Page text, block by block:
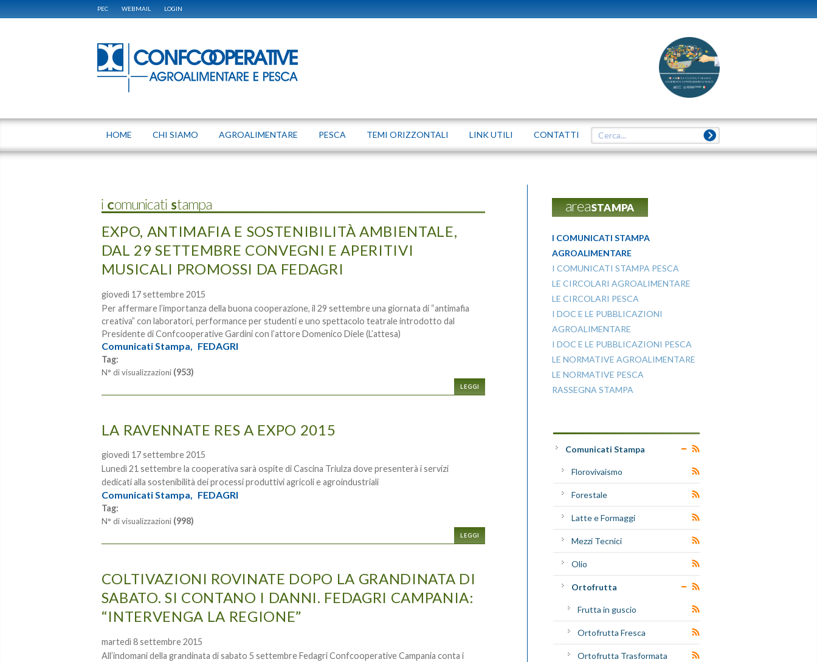
PEC WEBMAIL LOGIN
HOME CHI SIAMO AGROALIMENTARE PESCA TEMI ORIZZONTALI LINK UTILI CONTATTI
i Comunicati Stampa
EXPO, ANTIMAFIA E SOSTENIBILITÀ AMBIENTALE,
DAL 29 SETTEMBRE CONVEGNI E APERITIVI
MUSICALI PROMOSSI DA FEDAGRI
giovedì 17 settembre 2015
Per affermare l’importanza della buona cooperazione, il 29 settembre una giornata di “antimafia
creativa” con laboratori, performance per studenti e uno spettacolo teatrale introdotto dal
Presidente di Confcooperative Gardini con l’attore Domenico Diele (L’attesa)
Comunicati Stampa, FEDAGRI
Tag:
N° di visualizzazioni (953)
LEGGI
LA RAVENNATE RES A EXPO 2015
giovedì 17 settembre 2015
Lunedì 21 settembre la cooperativa sarà ospite di Cascina Triulza dove presenterà i servizi
dedicati alla sostenibilità dei processi produttivi agricoli e agroindustriali
Comunicati Stampa, FEDAGRI
Tag:
N° di visualizzazioni (998)
LEGGI
COLTIVAZIONI ROVINATE DOPO LA GRANDINATA DI
SABATO. SI CONTANO I DANNI. FEDAGRI CAMPANIA:
“INTERVENGA LA REGIONE”
martedì 8 settembre 2015
All’indomani della grandinata di sabato 5 settembre Fedagri Confcooperative Campania conta i
areaSTAMPA
I COMUNICATI STAMPA
AGROALIMENTARE
I COMUNICATI STAMPA PESCA
LE CIRCOLARI AGROALIMENTARE
LE CIRCOLARI PESCA
I DOC E LE PUBBLICAZIONI
AGROALIMENTARE
I DOC E LE PUBBLICAZIONI PESCA
LE NORMATIVE AGROALIMENTARE
LE NORMATIVE PESCA
RASSEGNA STAMPA
Comunicati Stampa
Florovivaismo
Forestale
Latte e Formaggi
Mezzi Tecnici
Olio
Ortofrutta
Frutta in guscio
Ortofrutta Fresca
Ortofrutta Trasformata